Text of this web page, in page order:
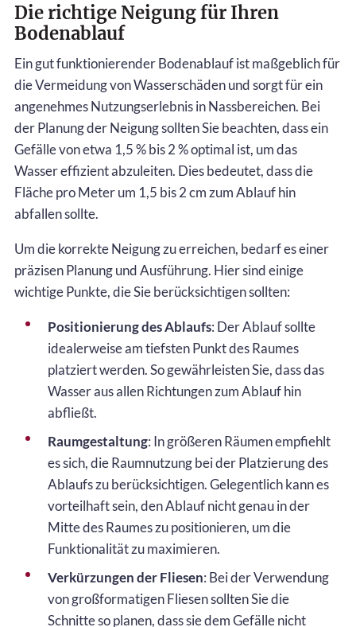
Die richtige Neigung für Ihren
Bodenablauf
Ein gut funktionierender Bodenablauf ist maßgeblich für
die Vermeidung von Wasserschäden und sorgt für ein
angenehmes Nutzungserlebnis in Nassbereichen. Bei
der Planung der Neigung sollten Sie beachten, dass ein
Gefälle von etwa 1,5 % bis 2 % optimal ist, um das
Wasser effizient abzuleiten. Dies bedeutet, dass die
Fläche pro Meter um 1,5 bis 2 cm zum Ablauf hin
abfallen sollte.
Um die korrekte Neigung zu erreichen, bedarf es einer
präzisen Planung und Ausführung. Hier sind einige
wichtige Punkte, die Sie berücksichtigen sollten:
Positionierung des Ablaufs: Der Ablauf sollte
idealerweise am tiefsten Punkt des Raumes
platziert werden. So gewährleisten Sie, dass das
Wasser aus allen Richtungen zum Ablauf hin
abfließt.
Raumgestaltung: In größeren Räumen empfiehlt
es sich, die Raumnutzung bei der Platzierung des
Ablaufs zu berücksichtigen. Gelegentlich kann es
vorteilhaft sein, den Ablauf nicht genau in der
Mitte des Raumes zu positionieren, um die
Funktionalität zu maximieren.
Verkürzungen der Fliesen: Bei der Verwendung
von großformatigen Fliesen sollten Sie die
Schnitte so planen, dass sie dem Gefälle nicht